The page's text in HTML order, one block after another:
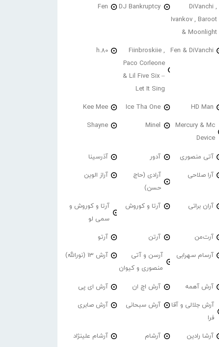
DiVanchi ,
Ivankov , Baroot
& Moonlight
DJ Bankruptcy
Fen
Fen & DiVanchi
Fiinbroskiie ,
Paco Corleone
& Lil Five Six –
Let It Sing
h.80
HD Man
Ice Tha One
Kee Mee
Mercury & Mc
Device
Minel
Shayne
آتی منصوری آدور آذرسینا
آرا صلاحی
آرادی (حاج
حسن)
آراز الوین
آران براتی آرتا و کوروش
آرتا و کوروش و
سمی لو
آرت‌من آرتن آرتو
آرسام سهرابی
آرسن و آتی
منصوری و کیوان
آرش 13 (نورالله)
آرش آهمه آرش اچ ان آرش ای پی
آرش جلالی و آقا
فرا
آرش سبحانی آرش صابری
آرشا رادین آرشام آرشام علینژاد